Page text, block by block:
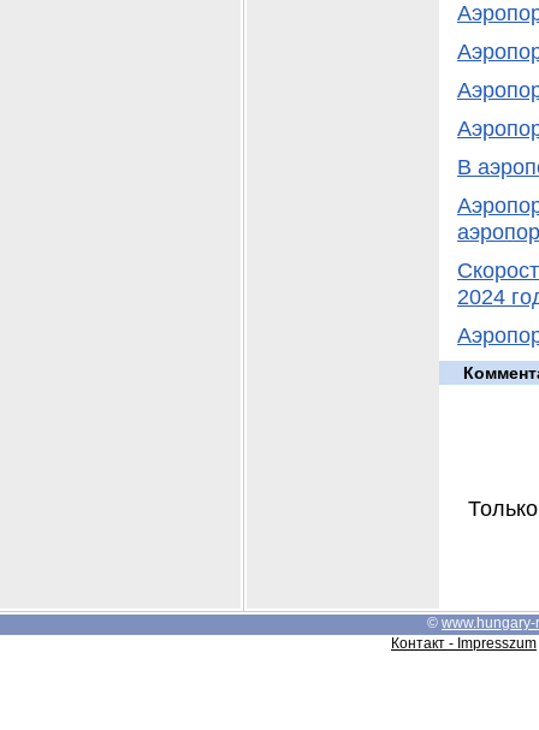
В
2024
© www.hungary-
Контакт - Impresszum